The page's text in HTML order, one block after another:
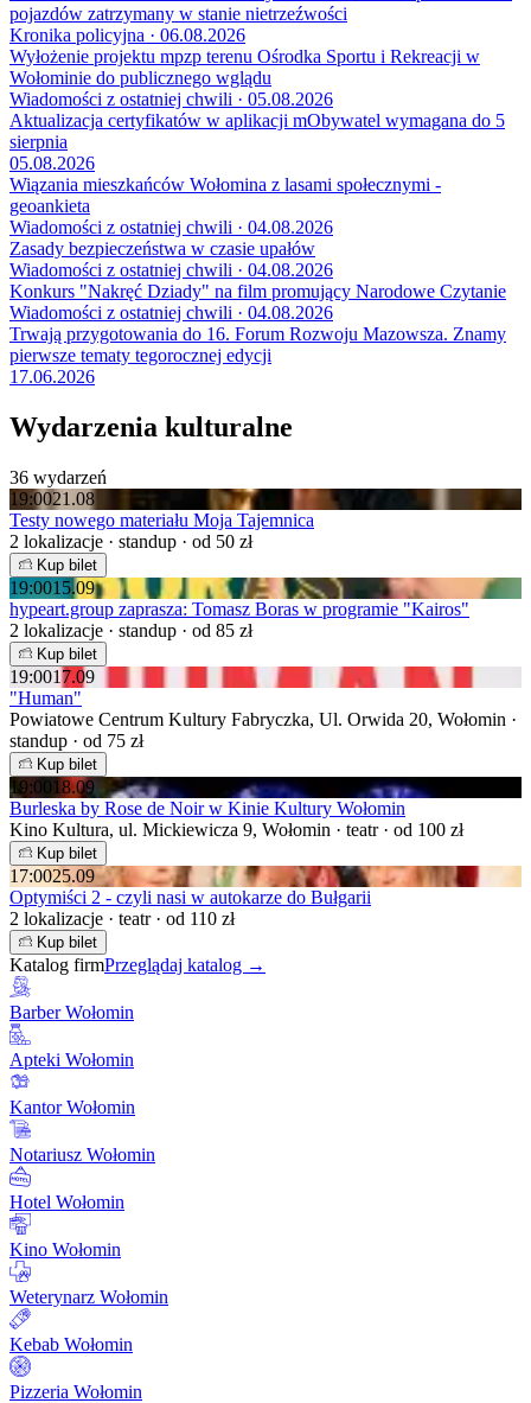
pojazdów zatrzymany w stanie nietrzeźwości
Kronika policyjna · 06.08.2026
Wyłożenie projektu mpzp terenu Ośrodka Sportu i Rekreacji w
Wołominie do publicznego wglądu
Wiadomości z ostatniej chwili · 05.08.2026
Aktualizacja certyfikatów w aplikacji mObywatel wymagana do 5
sierpnia
05.08.2026
Wiązania mieszkańców Wołomina z lasami społecznymi -
geoankieta
Wiadomości z ostatniej chwili · 04.08.2026
Zasady bezpieczeństwa w czasie upałów
Wiadomości z ostatniej chwili · 04.08.2026
Konkurs "Nakręć Dziady" na film promujący Narodowe Czytanie
Wiadomości z ostatniej chwili · 04.08.2026
Trwają przygotowania do 16. Forum Rozwoju Mazowsza. Znamy
pierwsze tematy tegorocznej edycji
17.06.2026
Wydarzenia kulturalne
36 wydarzeń
19:0021.08
Testy nowego materiału Moja Tajemnica
2 lokalizacje · standup · od 50 zł
Kup bilet
19:0015.09
hypeart.group zaprasza: Tomasz Boras w programie "Kairos"
2 lokalizacje · standup · od 85 zł
Kup bilet
19:0017.09
"Human"
Powiatowe Centrum Kultury Fabryczka, Ul. Orwida 20, Wołomin ·
standup · od 75 zł
Kup bilet
19:00 18.09
Burleska by Rose de Noir w Kinie Kultury Wołomin
Kino Kultura, ul. Mickiewicza 9, Wołomin · teatr · od 100 zł
Kup bilet
17:0025.09
Optymiści 2 - czyli nasi w autokarze do Bułgarii
2 lokalizacje · teatr · od 110 zł
Kup bilet
Katalog firmPrzeglądaj katalog →
Barber Wołomin
Apteki Wołomin
Kantor Wołomin
Notariusz Wołomin
Hotel Wołomin
Kino Wołomin
Weterynarz Wołomin
Kebab Wołomin
Pizzeria Wołomin